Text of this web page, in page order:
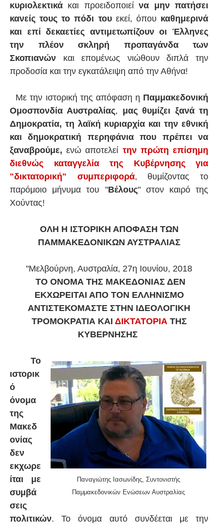
κυριολεκτικά και προειδοποιείνα μην πατήσει
κανείς τους το πόδι τουεκεί, όπου καθημερινά
και επί δεκαετίες αντιμετωπίζουν οι Έλληνες
την πλέον σκληρή προπαγάνδα των
Σκοπιανών και επομένως νιώθουν διπλά την
προδοσία και την εγκατάλειψη από την Αθήνα!
Με την ιστορική της απόφαση η Παμμακεδονική
Ομοσπονδία Αυστραλίας, μας θυμίζει ξανά τη
Δημοκρατία, τη λαϊκή κυριαρχία και την εθνική
και δημοκρατική περηφάνια που πρέπει να
ξαναβρούμε, ενώ αποτελεί την πρώτη επίσημη
διεθνώς καταγγελία της Κυβέρνησης για
"δικτατορική" συμπεριφορά, θυμίζοντας το
παρόμοιο μήνυμα του "Βέλους" στον καιρό της
Χούντας!
ΟΛΗ Η ΙΣΤΟΡΙΚΗ ΑΠΟΦΑΣΗ ΤΩΝ
ΠΑΜΜΑΚΕΔΟΝΙΚΩΝ ΑΥΣΤΡΑΛΙΑΣ
"Μελβούρνη, Αυστραλία, 27η Ιουνίου, 2018
ΤΟ ΟΝΟΜΑ ΤΗΣ ΜΑΚΕΔΟΝΙΑΣ ΔΕΝ
ΕΚΧΩΡΕΙΤΑΙ ΑΠΟ ΤΟΝ ΕΛΛΗΝΙΣΜΟ
ΑΝΤΙΣΤΕΚΟΜΑΣΤΕ ΣΤΗΝ ΙΔΕΟΛΟΓΙΚΗ
ΤΡΟΜΟΚΡΑΤΙΑ ΚΑΙ ΔΙΚΤΑΤΟΡΙΑΤΗΣ
ΚΥΒΕΡΝΗΣΗΣ
Παναγιώτης Ιασωνίδης, Συντονιστής
Παμμακεδονικών Ενώσεων Αυστραλίας
Το
ιστορικ
ό
όνομα
της
Μακεδ
ονίας
δεν
εκχωρε
ίται με
συμβά
σεις
πολιτικών. Το όνομα αυτό συνδέεται με την